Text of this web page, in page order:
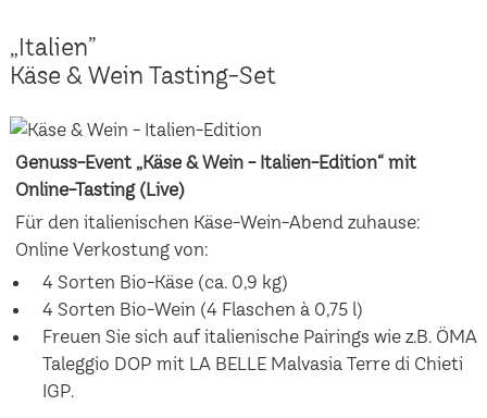
„Italien”
Käse & Wein Tasting-Set
Genuss-Event „Käse & Wein - Italien-Edition“ mit
Online-Tasting (Live)
Für den italienischen Käse-Wein-Abend zuhause:
Online Verkostung von:
4 Sorten Bio-Käse (ca. 0,9 kg)
4 Sorten Bio-Wein (4 Flaschen à 0,75 l)
Freuen Sie sich auf italienische Pairings wie z.B. ÖMA
Taleggio DOP mit LA BELLE Malvasia Terre di Chieti
IGP.